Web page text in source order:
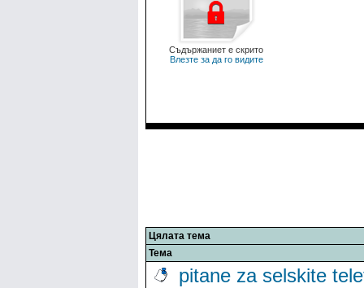
Съдържаниет е скрито
Влезте за да го видите
Цялата тема
Тема
pitane za selskite